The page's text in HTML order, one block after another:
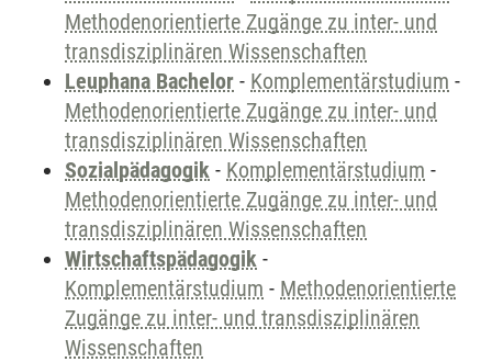
Methodenorientierte Zugänge zu inter- und
transdisziplinären Wissenschaften
Leuphana Bachelor - Komplementärstudium -
Methodenorientierte Zugänge zu inter- und
transdisziplinären Wissenschaften
Sozialpädagogik - Komplementärstudium -
Methodenorientierte Zugänge zu inter- und
transdisziplinären Wissenschaften
Wirtschaftspädagogik -
Komplementärstudium - Methodenorientierte
Zugänge zu inter- und transdisziplinären
Wissenschaften